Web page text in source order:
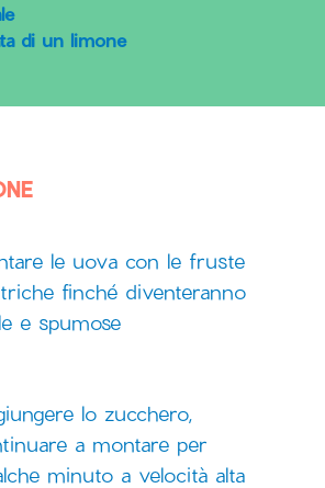
di un limone
le uova con le fruste
finché diventeranno
e spumose
lo zucchero,
a montare per
minuto a velocità alta